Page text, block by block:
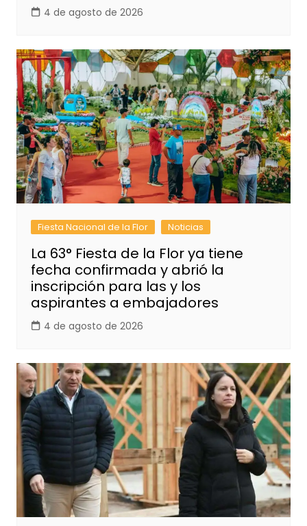
4 de agosto de 2026
Fiesta Nacional de la Flor Noticias
La 63° Fiesta de la Flor ya tiene
fecha confirmada y abrió la
inscripción para las y los
aspirantes a embajadores
4 de agosto de 2026